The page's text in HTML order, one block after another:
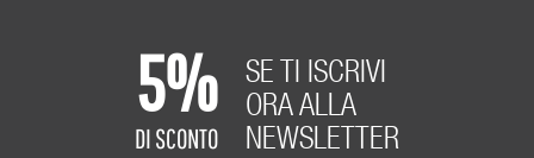
5%
DI SCONTO
SE TI ISCRIVI
ORA ALLA
NEWSLETTER